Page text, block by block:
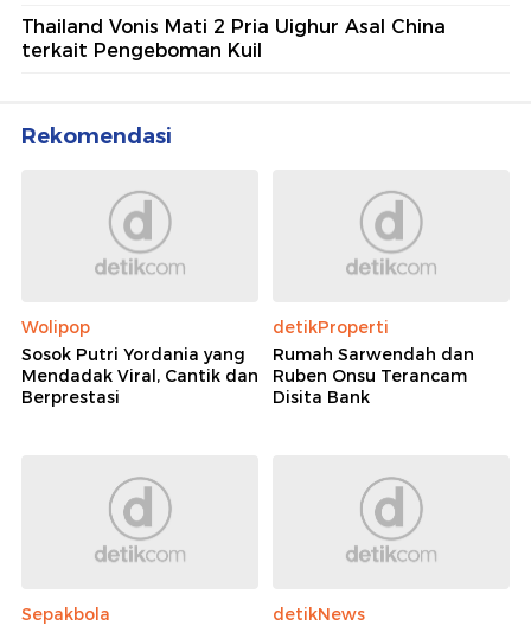
Thailand Vonis Mati 2 Pria Uighur Asal China
terkait Pengeboman Kuil
Rekomendasi
Wolipop
Sosok Putri Yordania yang
Mendadak Viral, Cantik dan
Berprestasi
detikProperti
Rumah Sarwendah dan
Ruben Onsu Terancam
Disita Bank
Sepakbola
detikNews